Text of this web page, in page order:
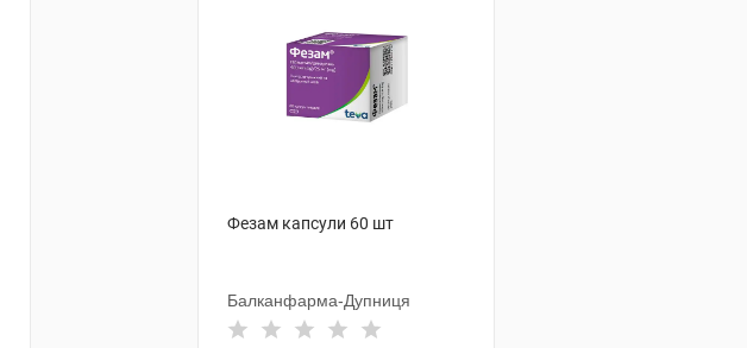
Фезам капсули 60 шт
Балканфарма-Дупниця